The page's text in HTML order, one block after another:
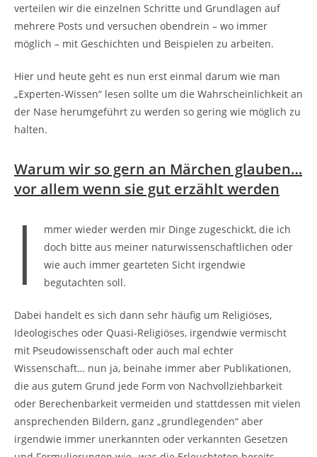
verteilen wir die einzelnen Schritte und Grundlagen auf
mehrere Posts und versuchen obendrein – wo immer
möglich – mit Geschichten und Beispielen zu arbeiten.
Hier und heute geht es nun erst einmal darum wie man
„Experten-Wissen“ lesen sollte um die Wahrscheinlichkeit an
der Nase herumgeführt zu werden so gering wie möglich zu
halten.
Warum wir so gern an Märchen glauben…
vor allem wenn sie gut erzählt werden
I
mmer wieder werden mir Dinge zugeschickt, die ich
doch bitte aus meiner naturwissenschaftlichen oder
wie auch immer gearteten Sicht irgendwie
begutachten soll.
Dabei handelt es sich dann sehr häufig um Religiöses,
Ideologisches oder Quasi-Religiöses, irgendwie vermischt
mit Pseudowissenschaft oder auch mal echter
Wissenschaft… nun ja, beinahe immer aber Publikationen,
die aus gutem Grund jede Form von Nachvollziehbarkeit
oder Berechenbarkeit vermeiden und stattdessen mit vielen
ansprechenden Bildern, ganz „grundlegenden“ aber
irgendwie immer unerkannten oder verkannten Gesetzen